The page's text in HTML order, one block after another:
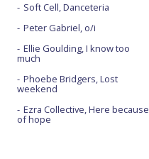
Soft Cell, Danceteria
Peter Gabriel, o/i
Ellie Goulding, I know too
much
Phoebe Bridgers, Lost
weekend
Ezra Collective, Here because
of hope